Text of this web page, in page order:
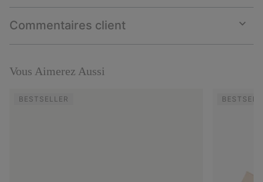
or
Commentaires client
or
Vous Aimerez Aussi
BESTSELLER